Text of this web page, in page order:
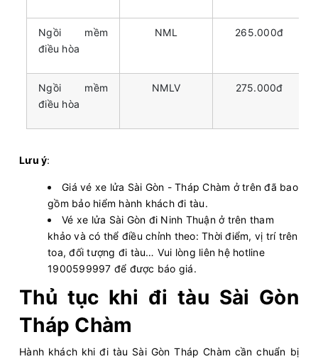
Ngồi mềm
điều hòa
NML 265.000đ
Ngồi mềm
điều hòa
NMLV 275.000đ
Lưu ý:
Giá vé xe lửa Sài Gòn - Tháp Chàm ở trên đã bao
gồm bảo hiểm hành khách đi tàu.
Vé xe lửa Sài Gòn đi Ninh Thuận ở trên tham
khảo và có thể điều chỉnh theo: Thời điểm, vị trí trên
toa, đối tượng đi tàu… Vui lòng liên hệ hotline
1900599997 để được báo giá.
Thủ tục khi đi tàu Sài Gòn
Tháp Chàm
Hành khách khi đi tàu Sài Gòn Tháp Chàm cần chuẩn bị